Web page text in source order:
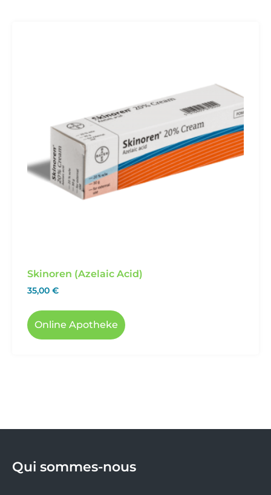
Skinoren (Azelaic Acid)
35,00 €
Online Apotheke
Qui sommes-nous